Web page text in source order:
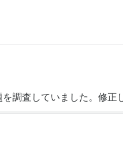
調査していました。修正